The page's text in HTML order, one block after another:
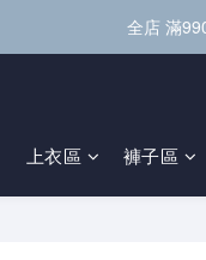
全店 滿
上衣區 褲子區